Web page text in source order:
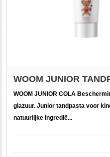
WOOM JUNIOR
WOOM JUNIOR COLA
glazuur. Junior tandpasta voor
natuurlijke ingredië...